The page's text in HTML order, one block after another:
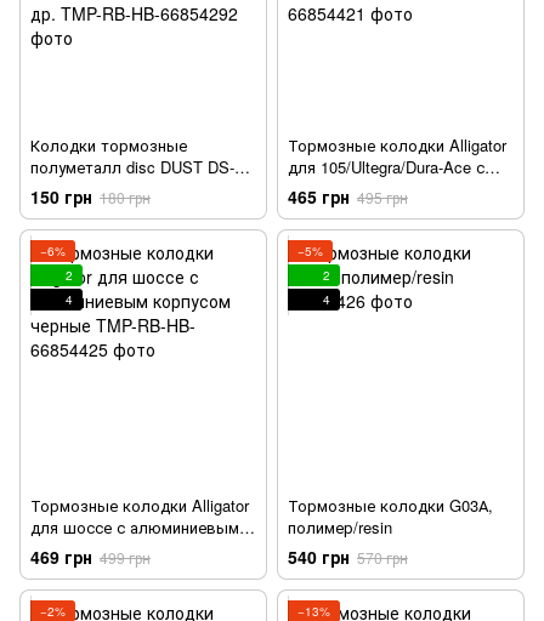
Колодки тормозные
полуметалл disc DUST DS-
03S Shimano
M985/988/785/666/675/615,
FSA K-Force DB-XC-9000 и др.
150 грн 180 грн
Тормозные колодки Alligator
для 105/Ultegra/Dura-Ace с
алюминиевым корпусом
черные
465 грн 495 грн
−6%
2
4
Тормозные колодки Alligator
для шоссе с алюминиевым
корпусом черные
469 грн 499 грн
−5%
2
4
Тормозные колодки G03А,
полимер/resin
540 грн 570 грн
−2%
−13%